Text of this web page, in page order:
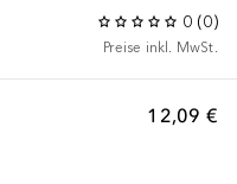
0 (0)
Preise inkl. MwSt.
12,09 €